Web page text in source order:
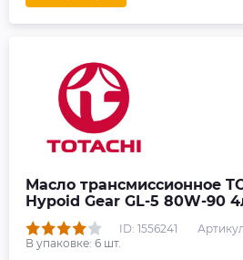
Масло трансмиссионное
Hypoid Gear GL-5 80W-90
ID: 1556241
В упаковке: 6 шт.